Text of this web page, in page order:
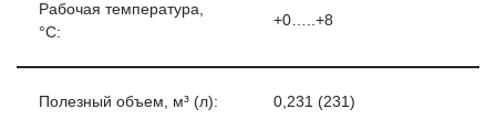
Рабочая температура,
°С:
+0…..+8
Полезный объем, м³ (л): 0,231 (231)